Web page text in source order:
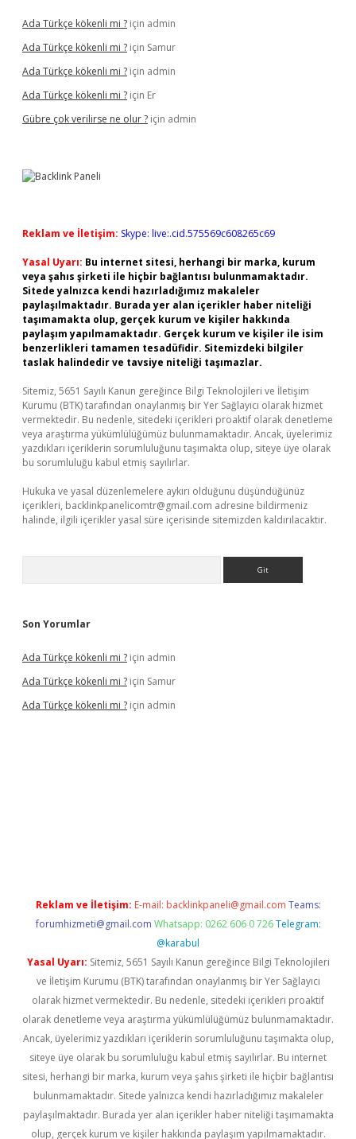
Ada Türkçe kökenli mi ? için admin
Ada Türkçe kökenli mi ? için Samur
Ada Türkçe kökenli mi ? için admin
Ada Türkçe kökenli mi ? için Er
Gübre çok verilirse ne olur ? için admin
Reklam ve İletişim: Skype: live:.cid.575569c608265c69
Yasal Uyarı: Bu internet sitesi, herhangi bir marka, kurum
veya şahıs şirketi ile hiçbir bağlantısı bulunmamaktadır.
Sitede yalnızca kendi hazırladığımız makaleler
paylaşılmaktadır. Burada yer alan içerikler haber niteliği
taşımamakta olup, gerçek kurum ve kişiler hakkında
paylaşım yapılmamaktadır. Gerçek kurum ve kişiler ile isim
benzerlikleri tamamen tesadüfidir. Sitemizdeki bilgiler
taslak halindedir ve tavsiye niteliği taşımazlar.
Sitemiz, 5651 Sayılı Kanun gereğince Bilgi Teknolojileri ve İletişim
Kurumu (BTK) tarafından onaylanmış bir Yer Sağlayıcı olarak hizmet
vermektedir. Bu nedenle, sitedeki içerikleri proaktif olarak denetleme
veya araştırma yükümlülüğümüz bulunmamaktadır. Ancak, üyelerimiz
yazdıkları içeriklerin sorumluluğunu taşımakta olup, siteye üye olarak
bu sorumluluğu kabul etmiş sayılırlar.
Hukuka ve yasal düzenlemelere aykırı olduğunu düşündüğünüz
içerikleri, backlinkpanelicomtr@gmail.com adresine bildirmeniz
halinde, ilgili içerikler yasal süre içerisinde sitemizden kaldırılacaktır.
Son Yorumlar
Ada Türkçe kökenli mi ? için admin
Ada Türkçe kökenli mi ? için Samur
Ada Türkçe kökenli mi ? için admin
Reklam ve İletişim: E-mail: backlinkpaneli@gmail.com Teams:
forumhizmeti@gmail.com Whatsapp: 0262 606 0 726 Telegram:
@karabul
Yasal Uyarı: Sitemiz, 5651 Sayılı Kanun gereğince Bilgi Teknolojileri
ve İletişim Kurumu (BTK) tarafından onaylanmış bir Yer Sağlayıcı
olarak hizmet vermektedir. Bu nedenle, sitedeki içerikleri proaktif
olarak denetleme veya araştırma yükümlülüğümüz bulunmamaktadır.
Ancak, üyelerimiz yazdıkları içeriklerin sorumluluğunu taşımakta olup,
siteye üye olarak bu sorumluluğu kabul etmiş sayılırlar. Bu internet
sitesi, herhangi bir marka, kurum veya şahıs şirketi ile hiçbir bağlantısı
bulunmamaktadır. Sitede yalnızca kendi hazırladığımız makaleler
paylaşılmaktadır. Burada yer alan içerikler haber niteliği taşımamakta
olup, gerçek kurum ve kişiler hakkında paylaşım yapılmamaktadır.